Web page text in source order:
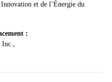
et de l’Énergie du
:
Inc.,